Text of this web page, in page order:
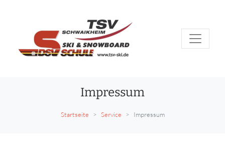
Impressum
Startseite Service Impressum